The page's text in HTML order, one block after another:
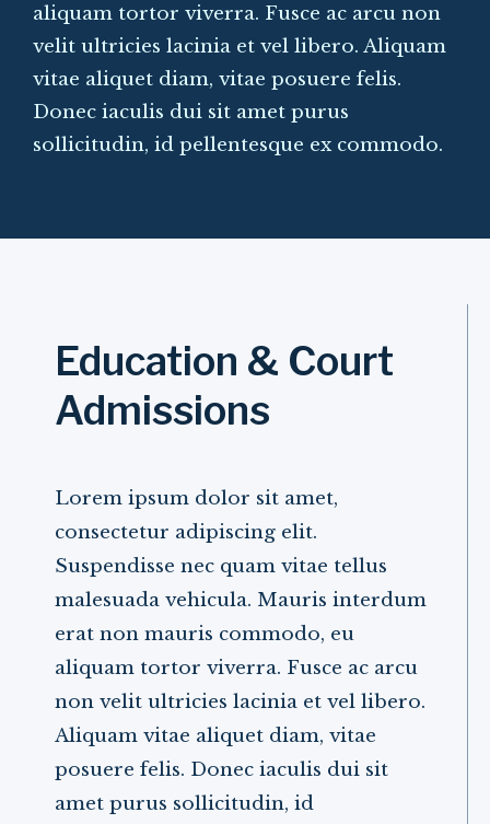
aliquam tortor viverra. Fusce ac arcu non
velit ultricies lacinia et vel libero. Aliquam
vitae aliquet diam, vitae posuere felis.
Donec iaculis dui sit amet purus
sollicitudin, id pellentesque ex commodo.
Education & Court
Admissions
Lorem ipsum dolor sit amet,
consectetur adipiscing elit.
Suspendisse nec quam vitae tellus
malesuada vehicula. Mauris interdum
erat non mauris commodo, eu
aliquam tortor viverra. Fusce ac arcu
non velit ultricies lacinia et vel libero.
Aliquam vitae aliquet diam, vitae
posuere felis. Donec iaculis dui sit
amet purus sollicitudin, id